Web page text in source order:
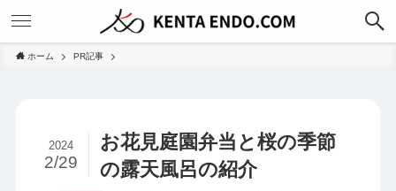
ホーム PR記事
お花見庭園弁当と桜の季節
の露天風呂の紹介
2024
2/29